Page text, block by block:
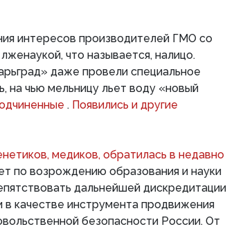
интересов производителей ГМО со
что называется, налицо.
даже провели специальное
на чью мельницу льет воду «новый
. Появились и другие
медиков, обратилась в недавно
по возрождению образования и науки
дальнейшей дискредитации
качестве инструмента продвижения
безопасности России. От